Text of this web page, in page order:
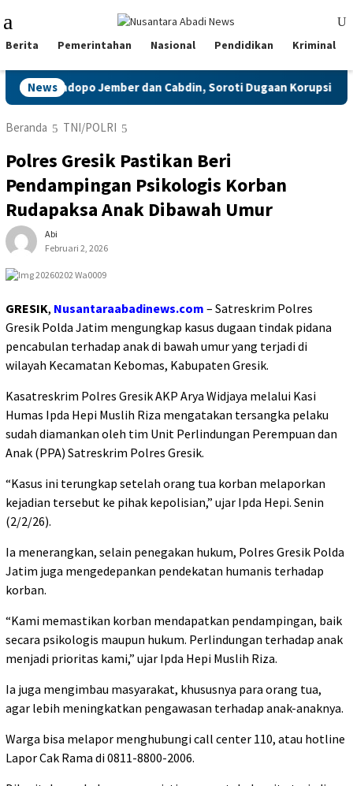
ke
konten
Mobile
Berita Pemerintahan Nasional Pendidikan Kriminal
News
Pendopo Jember dan Cabdin, Soroti Dugaan Korupsi BPOPP
Beranda TNI/POLRI
Polres Gresik Pastikan Beri
Pendampingan Psikologis Korban
Rudapaksa Anak Dibawah Umur
Abi
Februari 2, 2026
GRESIK, Nusantaraabadinews.com – Satreskrim Polres
Gresik Polda Jatim mengungkap kasus dugaan tindak pidana
pencabulan terhadap anak di bawah umur yang terjadi di
wilayah Kecamatan Kebomas, Kabupaten Gresik.
Kasatreskrim Polres Gresik AKP Arya Widjaya melalui Kasi
Humas Ipda Hepi Muslih Riza mengatakan tersangka pelaku
sudah diamankan oleh tim Unit Perlindungan Perempuan dan
Anak (PPA) Satreskrim Polres Gresik.
“Kasus ini terungkap setelah orang tua korban melaporkan
kejadian tersebut ke pihak kepolisian,” ujar Ipda Hepi. Senin
(2/2/26).
Ia menerangkan, selain penegakan hukum, Polres Gresik Polda
Jatim juga mengedepankan pendekatan humanis terhadap
korban.
“Kami memastikan korban mendapatkan pendampingan, baik
secara psikologis maupun hukum. Perlindungan terhadap anak
menjadi prioritas kami,” ujar Ipda Hepi Muslih Riza.
Ia juga mengimbau masyarakat, khususnya para orang tua,
agar lebih meningkatkan pengawasan terhadap anak-anaknya.
Warga bisa melapor menghubungi call center 110, atau hotline
Lapor Cak Rama di 0811-8800-2006.